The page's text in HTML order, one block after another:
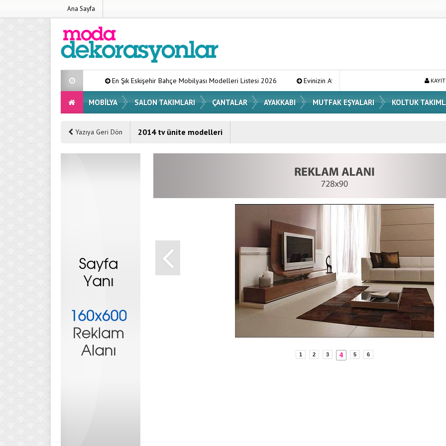
Ana Sayfa
En Şık Eskişehir Bahçe Mobilyası Modelleri Listesi 2026 Evinizin Atmosferini Değiştirecek En Şık Vazo Modelleri
MOBILYA SALON TAKIMLARI ÇANTALAR AYAKKABI MUTFAK EŞYALARI KOLTUK
Yazıya Geri Dön 2014 tv ünite modelleri
1 2 3 4 5 6